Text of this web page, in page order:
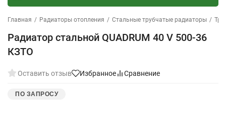
Главная / Радиаторы отопления / Стальные трубчатые радиаторы /
Радиатор стальной QUADRUM 40 V 500-36
КЗТО
Оставить отзыв Избранное Сравнение
ПО ЗАПРОСУ